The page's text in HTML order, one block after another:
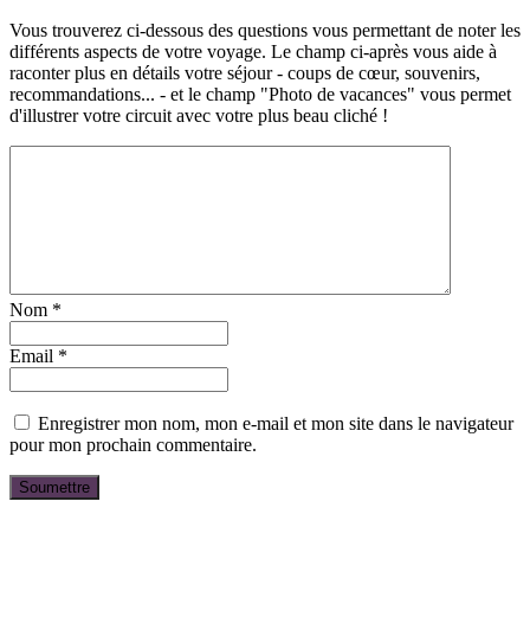
Vous trouverez ci-dessous des questions vous permettant de noter les
différents aspects de votre voyage. Le champ ci-après vous aide à
raconter plus en détails votre séjour - coups de cœur, souvenirs,
recommandations... - et le champ "Photo de vacances" vous permet
d'illustrer votre circuit avec votre plus beau cliché !
Nom *
Email *
Enregistrer mon nom, mon e-mail et mon site dans le navigateur
pour mon prochain commentaire.